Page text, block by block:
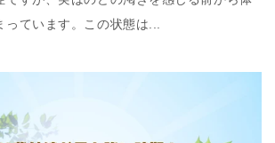
ています。この状態は...